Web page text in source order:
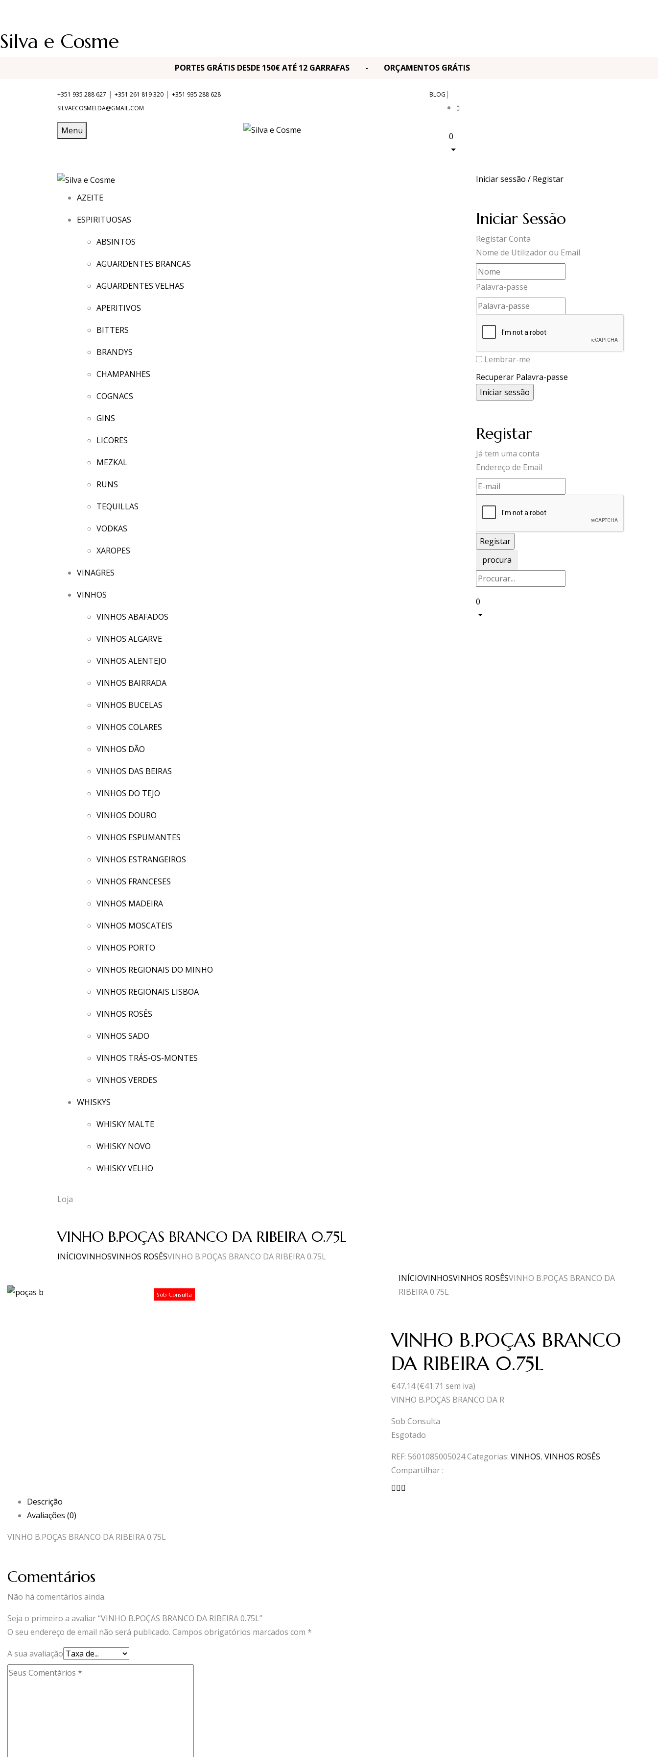
Silva e Cosme
PORTES GRÁTIS DESDE 150€ ATÉ 12 GARRAFAS - ORÇAMENTOS GRÁTIS
+351 935 288 627 | +351 261 819 320 | +351 935 288 628
SILVAECOSMELDA@GMAIL.COM
BLOG |
Menu
0
AZEITE
ESPIRITUOSAS
ABSINTOS
AGUARDENTES BRANCAS
AGUARDENTES VELHAS
APERITIVOS
BITTERS
BRANDYS
CHAMPANHES
COGNACS
GINS
LICORES
MEZKAL
RUNS
TEQUILLAS
VODKAS
XAROPES
VINAGRES
VINHOS
VINHOS ABAFADOS
VINHOS ALGARVE
VINHOS ALENTEJO
VINHOS BAIRRADA
VINHOS BUCELAS
VINHOS COLARES
VINHOS DÃO
VINHOS DAS BEIRAS
VINHOS DO TEJO
VINHOS DOURO
VINHOS ESPUMANTES
VINHOS ESTRANGEIROS
VINHOS FRANCESES
VINHOS MADEIRA
VINHOS MOSCATEIS
VINHOS PORTO
VINHOS REGIONAIS DO MINHO
VINHOS REGIONAIS LISBOA
VINHOS ROSÊS
VINHOS SADO
VINHOS TRÁS-OS-MONTES
VINHOS VERDES
WHISKYS
WHISKY MALTE
WHISKY NOVO
WHISKY VELHO
Iniciar sessão / Registar
Iniciar Sessão
Registar Conta
Nome de Utilizador ou Email
Palavra-passe
Lembrar-me
Recuperar Palavra-passe
Registar
Já tem uma conta
Endereço de Email
procura
0
Loja
VINHO B.POÇAS BRANCO DA RIBEIRA 0.75L
INÍCIOVINHOSVINHOS ROSÊSVINHO B.POÇAS BRANCO DA RIBEIRA 0.75L
Sob Consulta
INÍCIOVINHOSVINHOS ROSÊSVINHO B.POÇAS BRANCO DA
RIBEIRA 0.75L
VINHO B.POÇAS BRANCO
DA RIBEIRA 0.75L
€47.14(€41.71 sem iva)
VINHO B.POÇAS BRANCO DA R
Sob Consulta
Esgotado
REF: 5601085005024Categorias: VINHOS, VINHOS ROSÊS
Compartilhar :
Descrição
Avaliações (0)
VINHO B.POÇAS BRANCO DA RIBEIRA 0.75L
Comentários
Não há comentários ainda.
Seja o primeiro a avaliar “VINHO B.POÇAS BRANCO DA RIBEIRA 0.75L”
O seu endereço de email não será publicado. Campos obrigatórios marcados com *
A sua avaliação